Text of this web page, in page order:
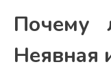
Почему
Неявная